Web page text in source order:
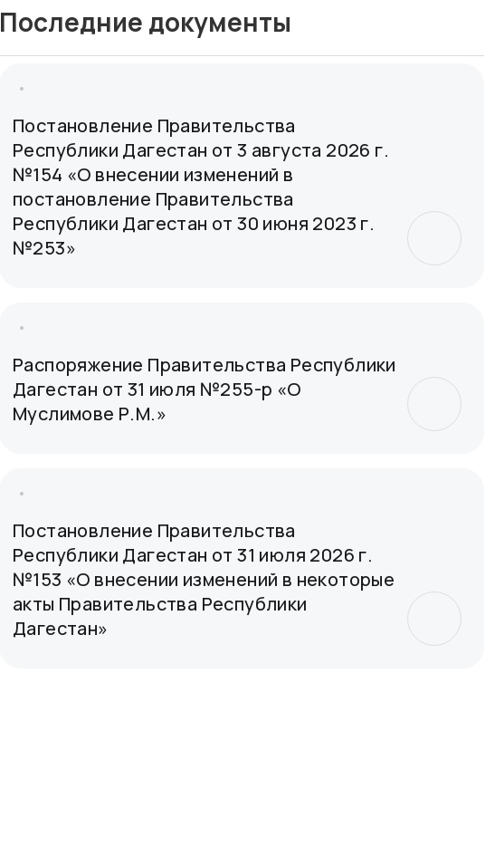
Последние документы
Постановление Правительства
Республики Дагестан от 3 августа 2026 г.
№154 «О внесении изменений в
постановление Правительства
Республики Дагестан от 30 июня 2023 г.
№253»
Распоряжение Правительства Республики
Дагестан от 31 июля №255-р «О
Муслимове Р.М.»
Постановление Правительства
Республики Дагестан от 31 июля 2026 г.
№153 «О внесении изменений в некоторые
акты Правительства Республики
Дагестан»